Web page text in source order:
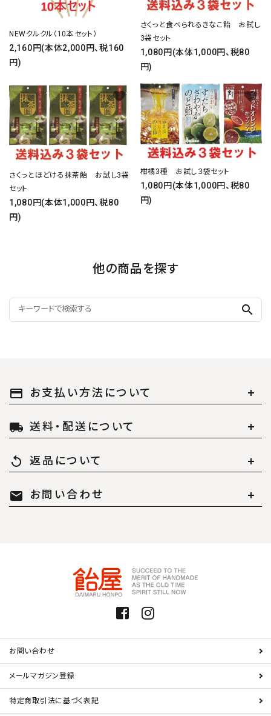
NEWクルクル（10本セット）
2,160円(本体2,000円、税160
円)
さくっと食べられるきなこ飴 お試し
3袋セット
1,080円(本体1,000円、税80
円)
さくっとほどける抹茶飴 お試し3袋
セット
1,080円(本体1,000円、税80
円)
favorite
柑橘3種 お試し３袋セット
1,080円(本体1,000円、税80
円)
favorite
他の商品を探す
search
payment お支払い方法について
local_shipping 送料・配送について
replay 返品について
mail お問い合わせ
お問い合わせ
メールマガジン登録
特定商取引法に基づく表記